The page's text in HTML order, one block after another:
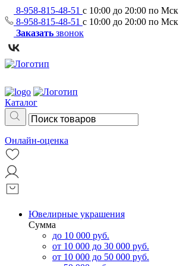
8-958-815-48-51 с 10:00 до 20:00 по Мск
8-958-815-48-51 с 10:00 до 20:00 по Мск
Заказать звонок
Каталог
Онлайн-оценка
Ювелирные украшения
Сумма
до 10 000 руб.
от 10 000 до 30 000 руб.
от 10 000 до 50 000 руб.